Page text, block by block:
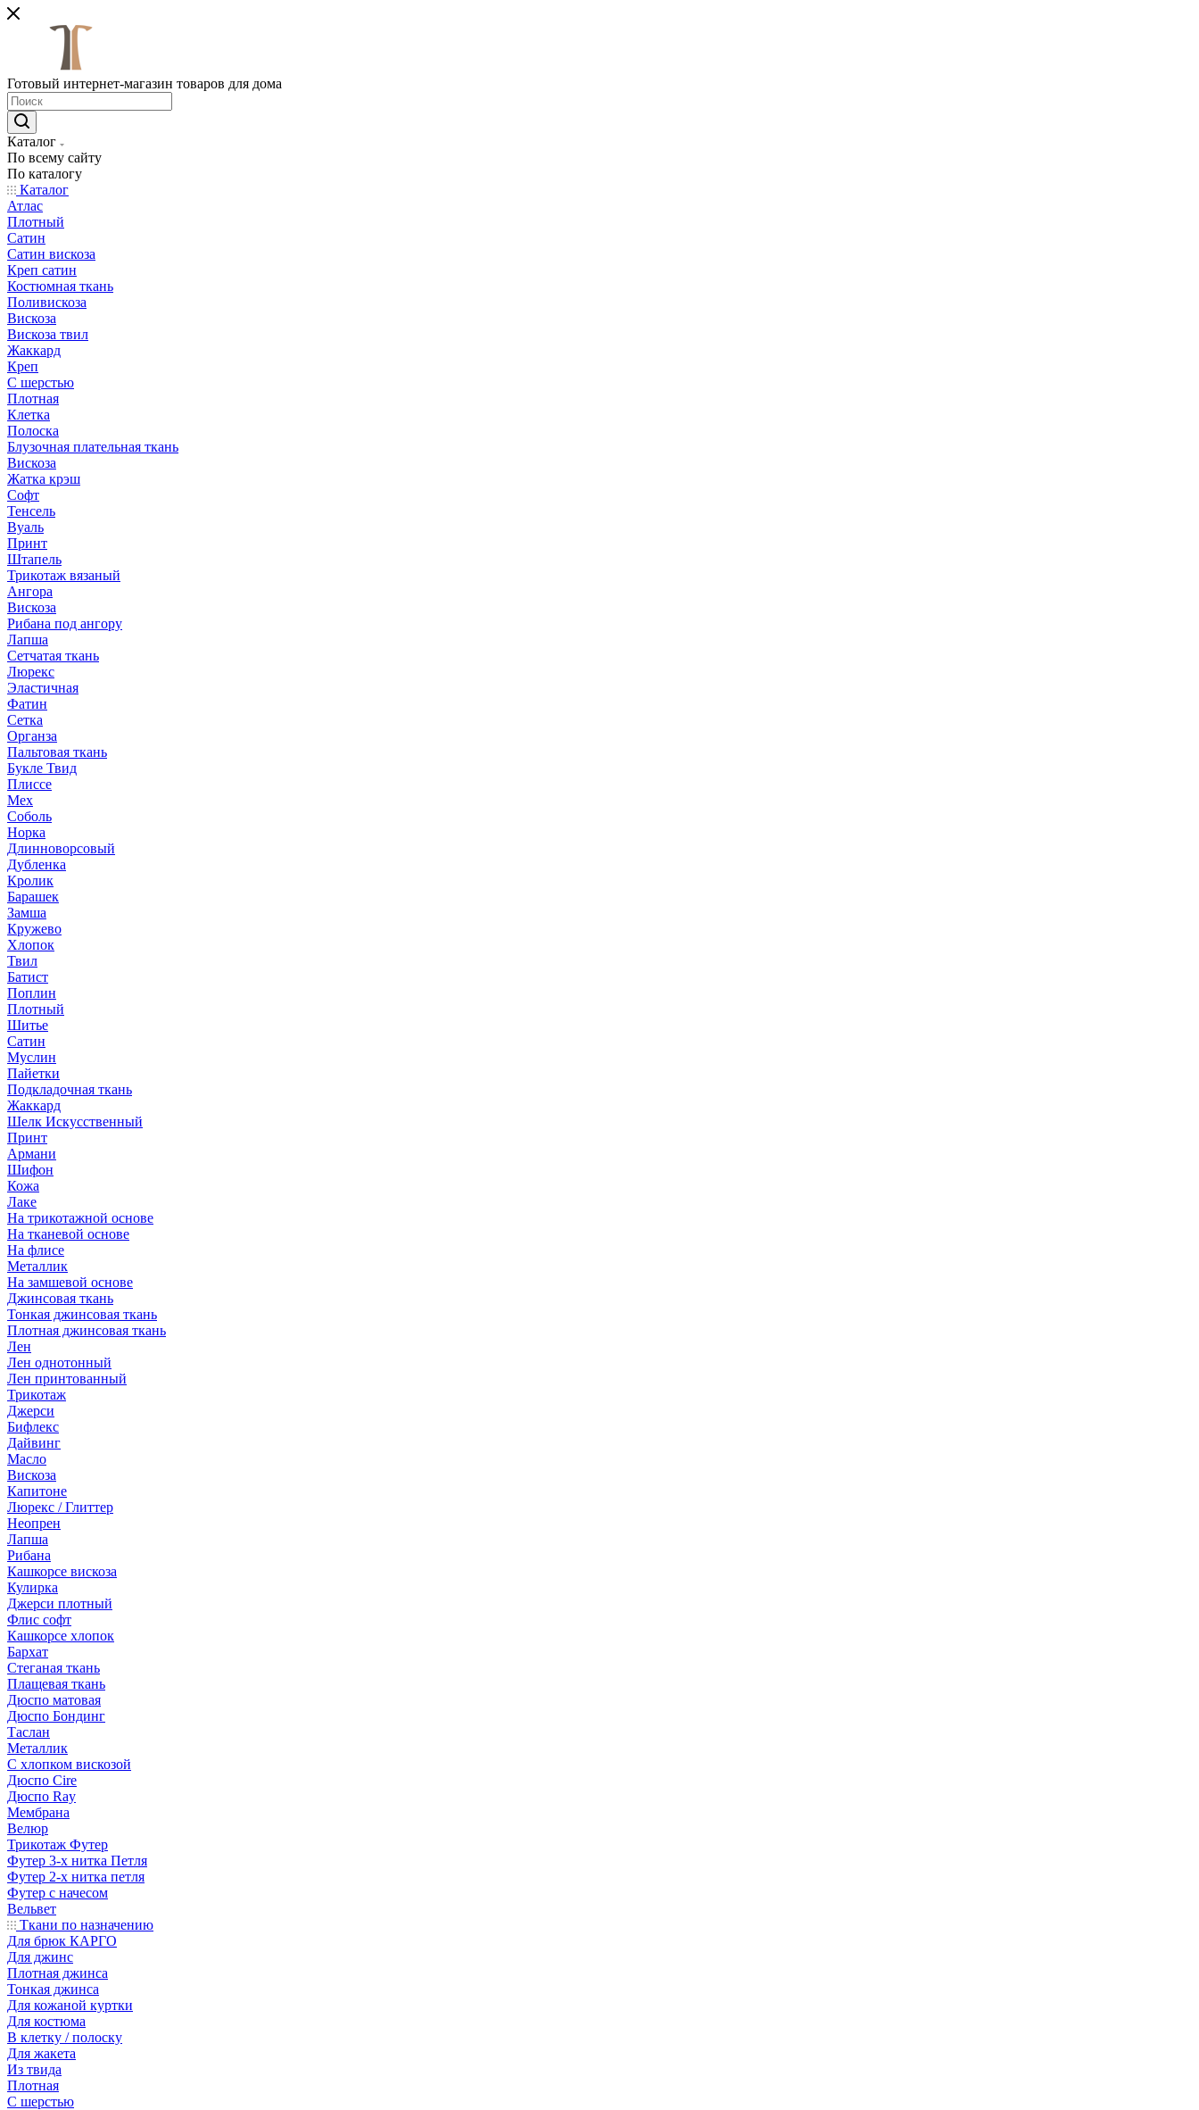
Готовый интернет-магазин товаров для дома
Каталог
По всему сайту
По каталогу
Каталог
Атлас
Плотный
Сатин
Сатин вискоза
Креп сатин
Костюмная ткань
Поливискоза
Вискоза
Вискоза твил
Жаккард
Креп
С шерстью
Плотная
Клетка
Полоска
Блузочная плательная ткань
Вискоза
Жатка крэш
Софт
Тенсель
Вуаль
Принт
Штапель
Трикотаж вязаный
Ангора
Вискоза
Рибана под ангору
Лапша
Сетчатая ткань
Люрекс
Эластичная
Фатин
Сетка
Органза
Пальтовая ткань
Букле Твид
Плиссе
Мех
Соболь
Норка
Длинноворсовый
Дубленка
Кролик
Барашек
Замша
Кружево
Хлопок
Твил
Батист
Поплин
Плотный
Шитье
Сатин
Муслин
Пайетки
Подкладочная ткань
Жаккард
Шелк Искусственный
Принт
Армани
Шифон
Кожа
Лаке
На трикотажной основе
На тканевой основе
На флисе
Металлик
На замшевой основе
Джинсовая ткань
Тонкая джинсовая ткань
Плотная джинсовая ткань
Лен
Лен однотонный
Лен принтованный
Трикотаж
Джерси
Бифлекс
Дайвинг
Масло
Вискоза
Капитоне
Люрекс / Глиттер
Неопрен
Лапша
Рибана
Кашкорсе вискоза
Кулирка
Джерси плотный
Флис софт
Кашкорсе хлопок
Бархат
Стеганая ткань
Плащевая ткань
Дюспо матовая
Дюспо Бондинг
Таслан
Металлик
С хлопком вискозой
Дюспо Cire
Дюспо Ray
Мембрана
Велюр
Трикотаж Футер
Футер 3-х нитка Петля
Футер 2-х нитка петля
Футер с начесом
Вельвет
Ткани по назначению
Для брюк КАРГО
Для джинс
Плотная джинса
Тонкая джинса
Для кожаной куртки
Для костюма
В клетку / полоску
Для жакета
Из твида
Плотная
С шерстью